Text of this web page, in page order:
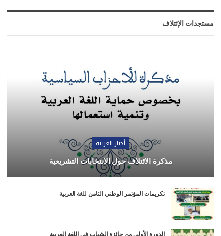
مستجدات الإئتلاف
أخبار العربية
مذكرة الائتلاف حول الانتخابات التشريعية
تكريمات المؤتمر الوطني الثامن للغة العربية
الدورة الأولى من جائزة الشباب في اللغة العربية